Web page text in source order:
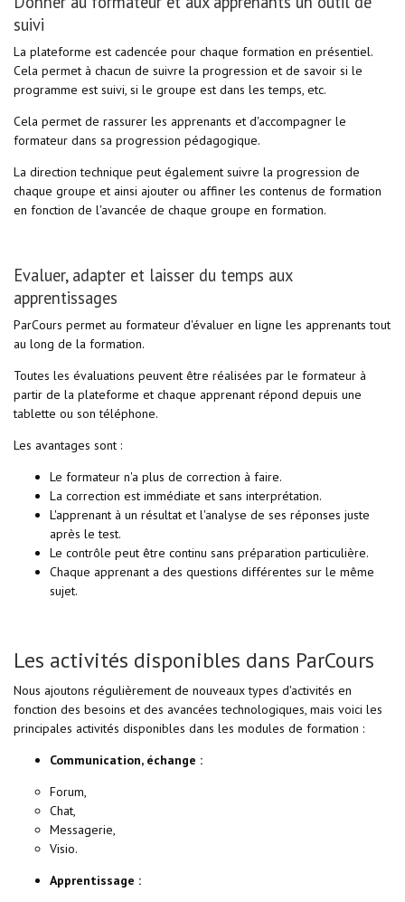
suivi
La plateforme est cadencée pour chaque formation en présentiel.
Cela permet à chacun de suivre la progression et de savoir si le
programme est suivi, si le groupe est dans les temps, etc.
Cela permet de rassurer les apprenants et d'accompagner le
formateur dans sa progression pédagogique.
La direction technique peut également suivre la progression de
chaque groupe et ainsi ajouter ou affiner les contenus de formation
en fonction de l'avancée de chaque groupe en formation.
Evaluer, adapter et laisser du temps aux
apprentissages
ParCours permet au formateur d'évaluer en ligne les apprenants tout
au long de la formation.
Toutes les évaluations peuvent être réalisées par le formateur à
partir de la plateforme et chaque apprenant répond depuis une
tablette ou son téléphone.
Les avantages sont :
Le formateur n'a plus de correction à faire.
La correction est immédiate et sans interprétation.
L'apprenant à un résultat et l'analyse de ses réponses juste
après le test.
Le contrôle peut être continu sans préparation particulière.
Chaque apprenant a des questions différentes sur le même
sujet.
Les activités disponibles dans ParCours
Nous ajoutons régulièrement de nouveaux types d'activités en
fonction des besoins et des avancées technologiques, mais voici les
principales activités disponibles dans les modules de formation :
Communication, échange :
Forum,
Chat,
Messagerie,
Visio.
Apprentissage :